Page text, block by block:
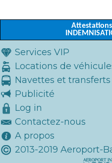
Attestations
Services VIP
Locations de
Navettes et
Publicité
Log in
Contactez-nous
A propos
2013-2019 Aeroport-